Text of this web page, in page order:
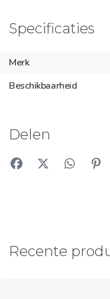
Specificaties
Merk
Beschikbaarheid
Delen
Recente